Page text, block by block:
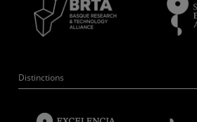
Distinctions